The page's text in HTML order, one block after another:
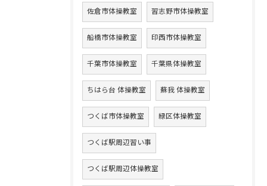
佐倉市体操教室 習志野市体操教室
船橋市体操教室 印西市体操教室
千葉市体操教室 千葉県体操教室
ちはら台 体操教室 蘇我 体操教室
つくば市体操教室 緑区体操教室
つくば駅周辺習い事
つくば駅周辺体操教室